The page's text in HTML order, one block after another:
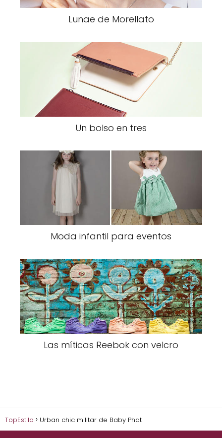
Lunae de Morellato
Un bolso en tres
Moda infantil para eventos
Las míticas Reebok con velcro
TopEstilo Urban chic militar de Baby Phat